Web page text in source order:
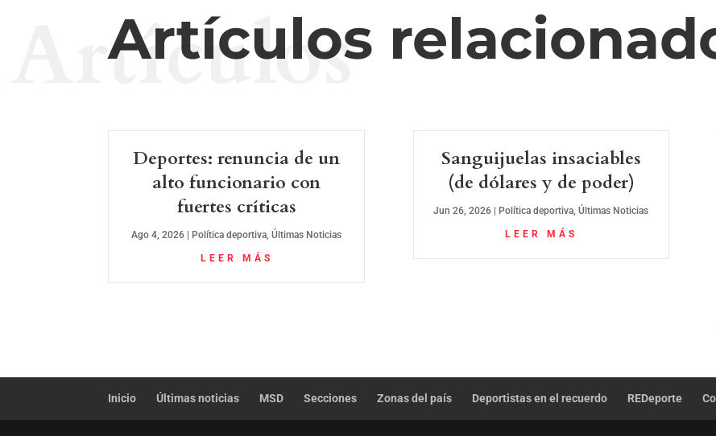
Artículos
Artículos
Deportes: renuncia de un
alto funcionario con
fuertes críticas
Ago 4, 2026 Política deportiva,Últimas Noticias
LEER MÁS
Sanguijuelas insaciables
(de dólares y de poder)
Jun 26, 2026 Política deportiva,Últimas Noticias
LEER MÁS
Inicio Últimas noticias MSD Secciones Zonas del país Deportistas en el recuerdo REDeporte